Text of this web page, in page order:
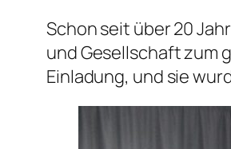
Schon seit über 20
und Gesellschaft zum
Einladung, und sie